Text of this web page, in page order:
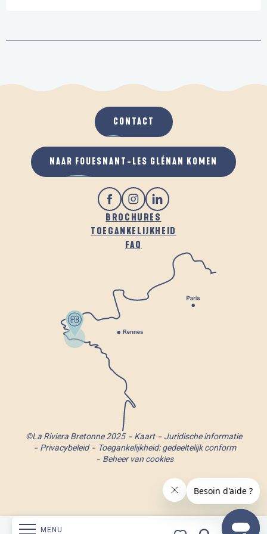
MENU
BROCHURES
TOEGANKELIJKHEID
FAQ
CONTACT
NAAR FOUESNANT-LES GLÉNAN KOMEN
©La Riviera Bretonne 2025 Kaart
Juridische informatie
Privacybeleid
Toegankelijkheid: gedeeltelijk conform
Beheer van cookies